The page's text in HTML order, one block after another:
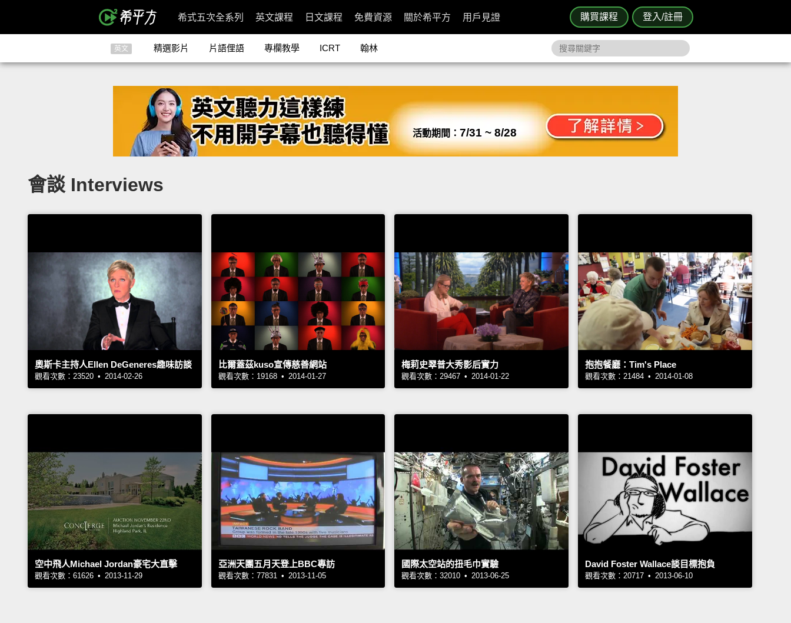
購買課程 登入/註冊
希式五次全系列 英文課程 日文課程 免費資源 關於希平方 用戶見證
英文 精選影片 片語俚語 專欄教學 ICRT 翰林
活動期間： 7/31 ~ 8/28
會談 Interviews
奧斯卡主持人Ellen DeGeneres趣味訪談
觀看次數：23520 • 2014-02-26
比爾蓋茲kuso宣傳慈善網站
觀看次數：19168 • 2014-01-27
梅莉史翠普大秀影后實力
觀看次數：29467 • 2014-01-22
抱抱餐廳：Tim's Place
觀看次數：21484 • 2014-01-08
空中飛人Michael Jordan豪宅大直擊
觀看次數：61626 • 2013-11-29
亞洲天團五月天登上BBC專訪
觀看次數：77831 • 2013-11-05
國際太空站的扭毛巾實驗
觀看次數：32010 • 2013-06-25
David Foster Wallace談目標抱負
觀看次數：20717 • 2013-06-10